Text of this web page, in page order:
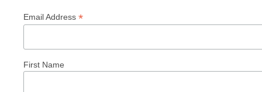
Email Address*
First Name